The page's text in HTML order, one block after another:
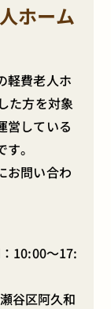
ホーム
軽費老人ホ
た方を対象
営している
。
お問い合わ
：10:00～17:
谷区阿久和